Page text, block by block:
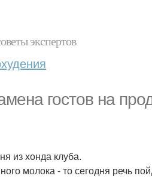
экспертов
гостов на
из хонда клуба.
молока - то сегодня речь